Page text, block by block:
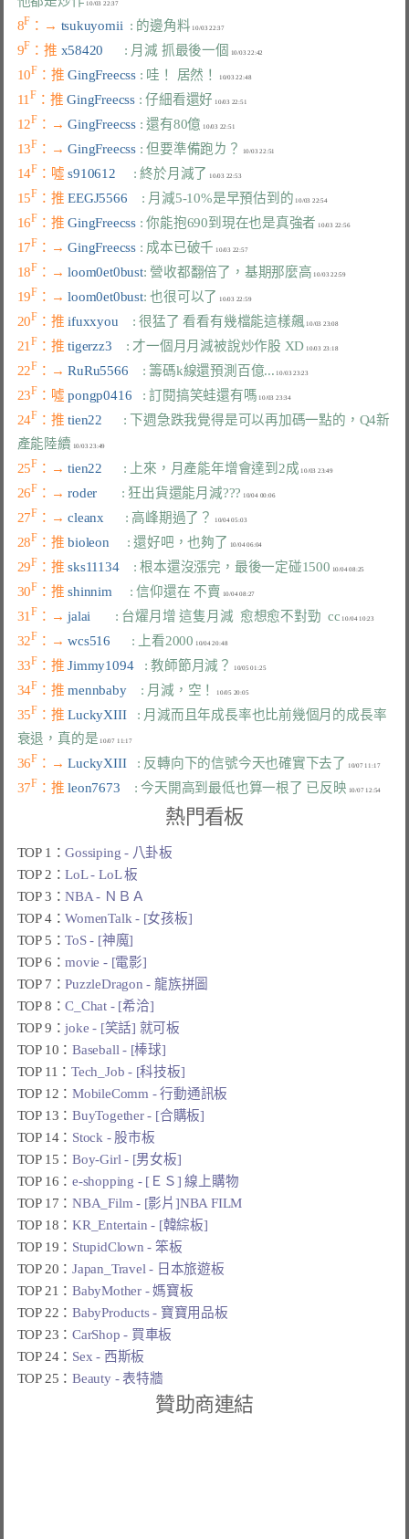
10/03 22:37
8F ：→ tsukuyomii : 的邊角料
9F ：推 x58420 : 月減 抓最後一個
10F ：推 GingFreecss : 哇！ 居然！ 10/03 22:48
11F ：推 GingFreecss : 仔細看還好
12F ：→ GingFreecss : 還有80億
13F ：→ GingFreecss : 但要準備跑ㄌ？
14F ：噓 s910612 : 終於月減了 10/03 22:53
15F ：推 EEGJ5566 : 月減5-10%是早預估到的 10/03 22:54
16F ：推 GingFreecss : 你能抱690到現在也是真強者 10/03 22:56
17F ：→ GingFreecss : 成本已破千 10/03 22:57
18F ：→ loom0et0bust: 營收都翻倍了，基期那麼高
19F ：→ loom0et0bust: 也很可以了 10/03 22:59
20F ：推 ifuxxyou : 很猛了 看看有幾檔能這樣飆 10/03 23:08
21F ：推 tigerzz3 : 才一個月月減被說炒作股 XD 10/03 23:18
22F ：→ RuRu5566 : 籌碼k線還預測百億...
23F ：噓 pongp0416 : 訂閱搞笑蛙還有嗎 10/03 23:34
24F ：推 tien22 : 下週急跌我覺得是可以再加碼一點的，Q4新
產能陸續
25F ：→ tien22 : 上來，月產能年增會達到2成 10/03 23:49
26F ：→ roder : 狂出貨還能月減??? 10/04 00:06
27F ：→ cleanx : 高峰期過了？ 10/04 05:03
28F ：推 bioleon : 還好吧，也夠了
29F ：推 sks11134 : 根本還沒漲完，最後一定碰1500
30F ：推 shinnim : 信仰還在 不賣
31F ：→ jalai : 台燿月增 這隻月減  愈想愈不對勁  cc
32F ：→ wcs516 : 上看2000 10/04 20:48
33F ：推 Jimmy1094 : 教師節月減？ 10/05 01:25
34F ：推 mennbaby : 月減，空！ 10/05 20:05
35F ：推 LuckyXIII : 月減而且年成長率也比前幾個月的成長率
衰退，真的是
10/07 11:17
36F ：→ LuckyXIII : 反轉向下的信號今天也確實下去了 10/07 11:17
37F ：推 leon7673 : 今天開高到最低也算一根了 已反映
熱門看板
TOP 1：Gossiping - 八卦板
TOP 2：LoL - LoL 板
TOP 3：NBA - ＮＢＡ
TOP 4：WomenTalk - [女孩板]
TOP 5：ToS - [神魔]
TOP 6：movie - [電影]
TOP 7：PuzzleDragon - 龍族拼圖
TOP 8：C_Chat - [希洽]
TOP 9：joke - [笑話] 就可板
TOP 10：Baseball - [棒球]
TOP 11：Tech_Job - [科技板]
TOP 12：MobileComm - 行動通訊板
TOP 13：BuyTogether - [合購板]
TOP 14： Stock - 股市板
TOP 15：Boy-Girl - [男女板]
TOP 16：e-shopping - [ＥＳ] 線上購物
TOP 17：NBA_Film - [影片]NBA FILM
TOP 18：KR_Entertain - [韓綜板]
TOP 19： StupidClown - 笨板
TOP 20：Japan_Travel - 日本旅遊板
TOP 21：BabyMother - 媽寶板
TOP 22：BabyProducts - 寶寶用品板
TOP 23：CarShop - 買車板
TOP 24： Sex - 西斯板
TOP 25：Beauty - 表特牆
贊助商連結